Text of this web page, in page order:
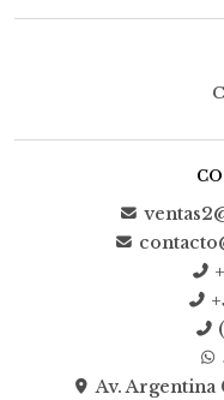
Av. Argentina